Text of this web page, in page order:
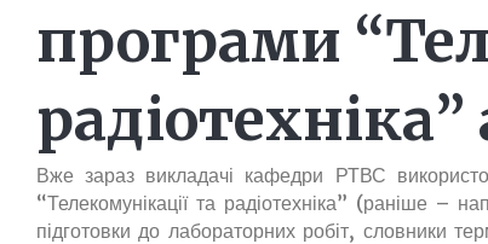
програми
Вже зараз викладачі кафедри РТВС
“Телекомунікації та радіотехніка” (раніше –
підготовки до лабораторних робіт, словники